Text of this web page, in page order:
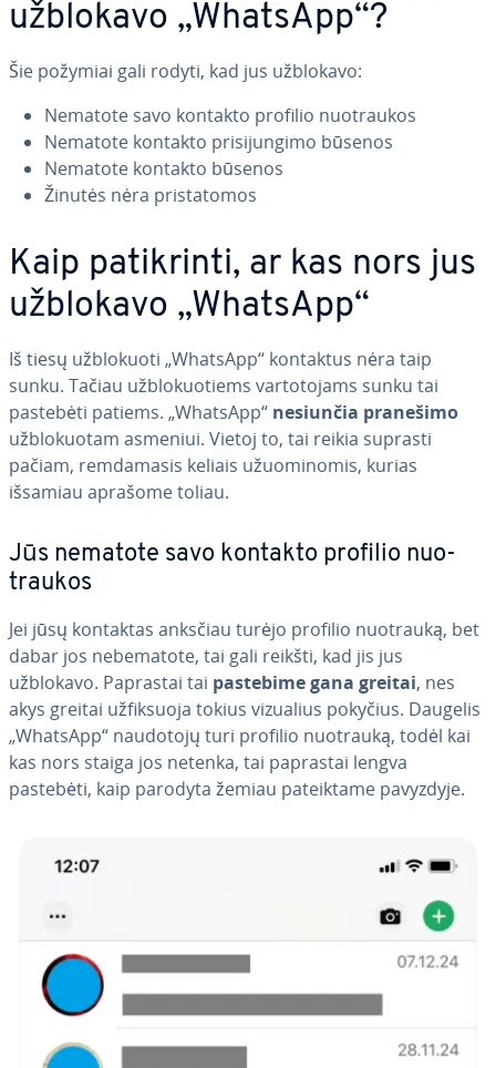
užblokavo „WhatsApp“?
Šie požymiai gali rodyti, kad jus užblokavo:
Nematote savo kontakto profilio nuo­trau­kos
Nematote kontakto pri­si­jun­gi­mo būsenos
Nematote kontakto būsenos
Žinutės nėra pri­sta­to­mos
Kaip pa­tik­rin­ti, ar kas nors jus
užblokavo „WhatsApp“
Iš tiesų už­blo­kuo­ti „WhatsApp“ kontaktus nėra taip
sunku. Tačiau už­blo­kuo­tiems var­to­to­jams sunku tai
pastebėti patiems. „WhatsApp“ nesiunčia pranešimo
už­blo­kuo­tam asmeniui. Vietoj to, tai reikia suprasti
pačiam, rem­da­ma­sis keliais užuo­mi­no­mis, kurias
išsamiau aprašome toliau.
Jūs nematote savo kontakto profilio nuo­
trau­kos
Jei jūsų kontaktas anksčiau turėjo profilio nuotrauką, bet
dabar jos ne­be­ma­to­te, tai gali reikšti, kad jis jus
užblokavo. Paprastai tai pastebime gana greitai, nes
akys greitai už­fik­suo­ja tokius vizualius pokyčius. Daugelis
„WhatsApp“ naudotojų turi profilio nuotrauką, todėl kai
kas nors staiga jos netenka, tai paprastai lengva
pastebėti, kaip parodyta žemiau pa­teik­ta­me pavyzdyje.